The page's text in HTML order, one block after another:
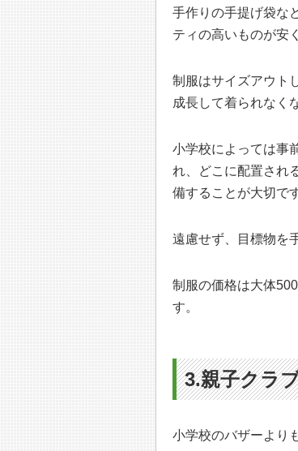
手作りの手提げ袋な
ティの高いものが安
制服はサイズアウト
成長して着られなく
小学校によっては事
れ、どこに配置され
備することが大切で
遠慮せず、目標物を
制服の価格は大体
す。
3.親子クラ
小学校のバザーより